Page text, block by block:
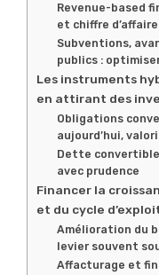
Revenue-based
et chiffre
Subventions,
publics :
Les instruments
en attirant des
Obligations
aujourd’hui,
Dette
avec prudence
Financer la
et du cycle
Amélioration du
levier souvent
Affacturage et